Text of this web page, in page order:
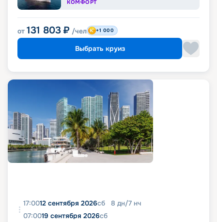
КОМФОРТ
от 131 803 ₽ /чел +1 000
Выбрать круиз
17:0012 сентября 2026сб 8 дн/7 нч
07:0019 сентября 2026сб